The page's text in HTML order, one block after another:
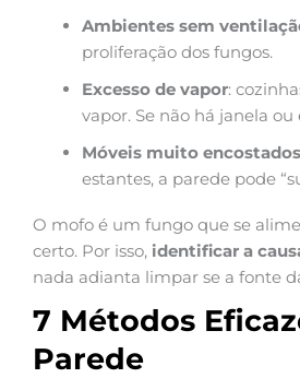
Ambientes sem
proliferação dos fungos.
Excesso de vapor:
vapor. Se não há janela
Móveis muito encostados
estantes, a parede pode
O mofo é um fungo que se
certo. Por isso, identificar a
nada adianta limpar se a fonte
7 Métodos
Parede